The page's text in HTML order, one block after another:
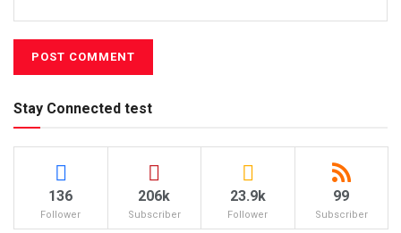
Stay Connected test
136
Follower
206k
Subscriber
23.9k
Follower
99
Subscriber